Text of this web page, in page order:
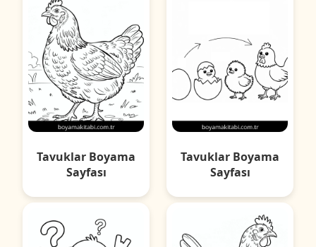
Tavuklar Boyama
Sayfası
Tavuklar Boyama
Sayfası